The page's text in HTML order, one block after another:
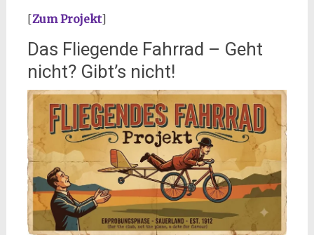
[Zum Projekt]
Das Fliegende Fahrrad – Geht
nicht? Gibt’s nicht!